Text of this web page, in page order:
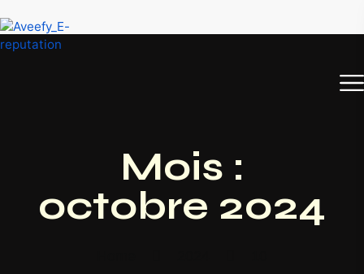
Mois :
octobre 2024